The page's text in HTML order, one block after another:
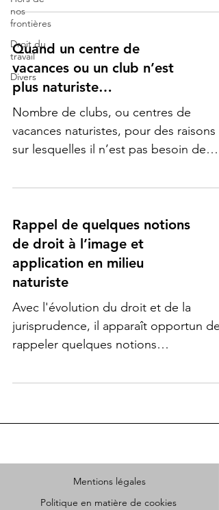
nos
frontières
Droit du
travail
Divers
tribunal judiciaire de Rennes pour
exhibitions sexuelles, pour des faits
s’étalant entre le 16 mars et le 20 juin
2024, faits commis en récidive. Il a en
effet fait l’objet de plusieurs
type. Militant de la nudité, il la pratique
dans son jardin totalement ou
partiellement dévêtu, Il s’agit d
Quand un centre de
vacances ou un club n’est
plus naturiste…
Nombre de clubs, ou centres de
vacances naturistes, pour des raisons
sur lesquelles il n’est pas besoin de
naturisme. Le problème est alors celui-
par des particuliers pour y passer les
week-ends et/ou les vacances
voir leur retraite ? Il s’agit d’un enjeu
pouvant être important tant en
Or si factuelle que cette situation
puisse être, elle renvoie à
Rappel de quelques notions
de droit à l’image et
application en milieu
naturiste
Avec l'évolution du droit et de la
jurisprudence, il apparaît opportun de
rappeler quelques notions
Mentions légales
Politique en matière de cookies